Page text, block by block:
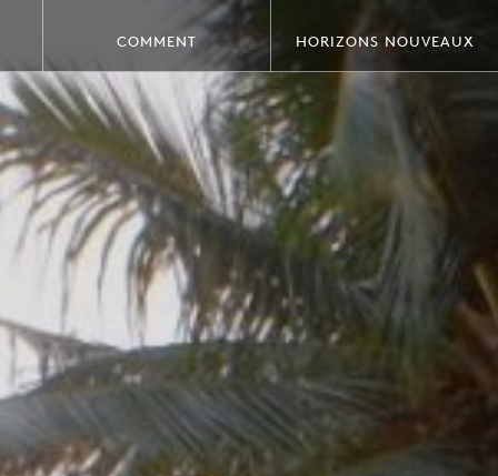
COMMENT HORIZONS NOUVEAUX